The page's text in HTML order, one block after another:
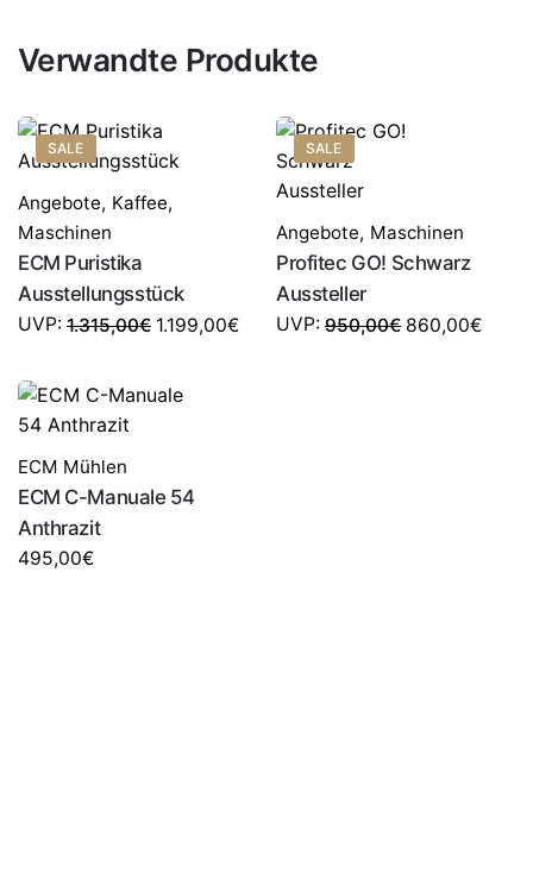
Verwandte Produkte
SALE
Angebote, Kaffee,
Maschinen
ECM Puristika
Ausstellungsstück
UVP: 1.315,00€ 1.199,00€
SALE
Angebote, Maschinen
Profitec GO! Schwarz
Aussteller
UVP: 950,00€ 860,00€
ECM Mühlen
ECM C-Manuale 54
Anthrazit
495,00€